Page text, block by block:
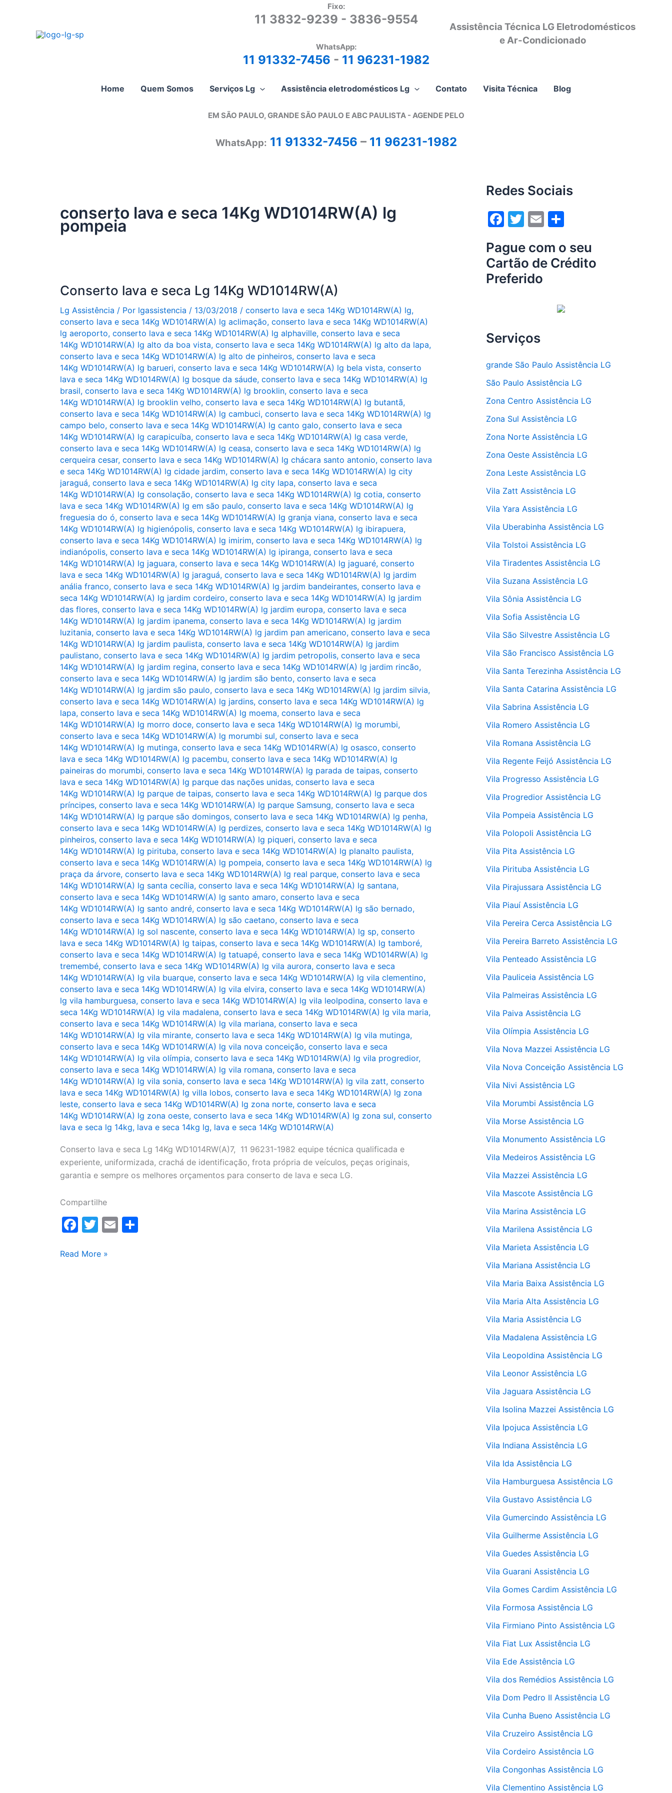
Fixo:
11 3832-9239 - 3836-9554
WhatsApp:
11 91332-7456 - 11 96231-1982
Assistência Técnica LG Eletrodomésticos
e Ar-Condicionado
Home Quem Somos Serviços Lg Assistência eletrodomésticos Lg Contato Visita Técnica Blog
EM SÃO PAULO, GRANDE SÃO PAULO E ABC PAULISTA - AGENDE PELO
WhatsApp: 11 91332-7456 – 11 96231-1982
conserto lava e seca 14Kg WD1014RW(A) lg
pompeia
Conserto lava e seca Lg 14Kg WD1014RW(A)
Lg Assistência / Por lgassistencia / 13/03/2018 / conserto lava e seca 14Kg WD1014RW(A) lg,
conserto lava e seca 14Kg WD1014RW(A) lg aclimação, conserto lava e seca 14Kg WD1014RW(A)
lg aeroporto, conserto lava e seca 14Kg WD1014RW(A) lg alphaville, conserto lava e seca
14Kg WD1014RW(A) lg alto da boa vista, conserto lava e seca 14Kg WD1014RW(A) lg alto da lapa,
conserto lava e seca 14Kg WD1014RW(A) lg alto de pinheiros, conserto lava e seca
14Kg WD1014RW(A) lg barueri, conserto lava e seca 14Kg WD1014RW(A) lg bela vista, conserto
lava e seca 14Kg WD1014RW(A) lg bosque da sáude, conserto lava e seca 14Kg WD1014RW(A) lg
brasil, conserto lava e seca 14Kg WD1014RW(A) lg brooklin, conserto lava e seca
14Kg WD1014RW(A) lg brooklin velho, conserto lava e seca 14Kg WD1014RW(A) lg butantã,
conserto lava e seca 14Kg WD1014RW(A) lg cambuci, conserto lava e seca 14Kg WD1014RW(A) lg
campo belo, conserto lava e seca 14Kg WD1014RW(A) lg canto galo, conserto lava e seca
14Kg WD1014RW(A) lg carapicuíba, conserto lava e seca 14Kg WD1014RW(A) lg casa verde,
conserto lava e seca 14Kg WD1014RW(A) lg ceasa, conserto lava e seca 14Kg WD1014RW(A) lg
cerqueira cesar, conserto lava e seca 14Kg WD1014RW(A) lg chácara santo antonio, conserto lava
e seca 14Kg WD1014RW(A) lg cidade jardim, conserto lava e seca 14Kg WD1014RW(A) lg city
jaraguá, conserto lava e seca 14Kg WD1014RW(A) lg city lapa, conserto lava e seca
14Kg WD1014RW(A) lg consolação, conserto lava e seca 14Kg WD1014RW(A) lg cotia, conserto
lava e seca 14Kg WD1014RW(A) lg em são paulo, conserto lava e seca 14Kg WD1014RW(A) lg
freguesia do ó, conserto lava e seca 14Kg WD1014RW(A) lg granja viana, conserto lava e seca
14Kg WD1014RW(A) lg higienópolis, conserto lava e seca 14Kg WD1014RW(A) lg ibirapuera,
conserto lava e seca 14Kg WD1014RW(A) lg imirim, conserto lava e seca 14Kg WD1014RW(A) lg
indianópolis, conserto lava e seca 14Kg WD1014RW(A) lg ipiranga, conserto lava e seca
14Kg WD1014RW(A) lg jaguara, conserto lava e seca 14Kg WD1014RW(A) lg jaguaré, conserto
lava e seca 14Kg WD1014RW(A) lg jaraguá, conserto lava e seca 14Kg WD1014RW(A) lg jardim
anália franco, conserto lava e seca 14Kg WD1014RW(A) lg jardim bandeirantes, conserto lava e
seca 14Kg WD1014RW(A) lg jardim cordeiro, conserto lava e seca 14Kg WD1014RW(A) lg jardim
das flores, conserto lava e seca 14Kg WD1014RW(A) lg jardim europa, conserto lava e seca
14Kg WD1014RW(A) lg jardim ipanema, conserto lava e seca 14Kg WD1014RW(A) lg jardim
luzitania, conserto lava e seca 14Kg WD1014RW(A) lg jardim pan americano, conserto lava e seca
14Kg WD1014RW(A) lg jardim paulista, conserto lava e seca 14Kg WD1014RW(A) lg jardim
paulistano, conserto lava e seca 14Kg WD1014RW(A) lg jardim petropolis, conserto lava e seca
14Kg WD1014RW(A) lg jardim regina, conserto lava e seca 14Kg WD1014RW(A) lg jardim rincão,
conserto lava e seca 14Kg WD1014RW(A) lg jardim são bento, conserto lava e seca
14Kg WD1014RW(A) lg jardim são paulo, conserto lava e seca 14Kg WD1014RW(A) lg jardim silvia,
conserto lava e seca 14Kg WD1014RW(A) lg jardins, conserto lava e seca 14Kg WD1014RW(A) lg
lapa, conserto lava e seca 14Kg WD1014RW(A) lg moema, conserto lava e seca
14Kg WD1014RW(A) lg morro doce, conserto lava e seca 14Kg WD1014RW(A) lg morumbi,
conserto lava e seca 14Kg WD1014RW(A) lg morumbi sul, conserto lava e seca
14Kg WD1014RW(A) lg mutinga, conserto lava e seca 14Kg WD1014RW(A) lg osasco, conserto
lava e seca 14Kg WD1014RW(A) lg pacembu, conserto lava e seca 14Kg WD1014RW(A) lg
paineiras do morumbi, conserto lava e seca 14Kg WD1014RW(A) lg parada de taipas, conserto
lava e seca 14Kg WD1014RW(A) lg parque das nações unidas, conserto lava e seca
14Kg WD1014RW(A) lg parque de taipas, conserto lava e seca 14Kg WD1014RW(A) lg parque dos
príncipes, conserto lava e seca 14Kg WD1014RW(A) lg parque Samsung, conserto lava e seca
14Kg WD1014RW(A) lg parque são domingos, conserto lava e seca 14Kg WD1014RW(A) lg penha,
conserto lava e seca 14Kg WD1014RW(A) lg perdizes, conserto lava e seca 14Kg WD1014RW(A) lg
pinheiros, conserto lava e seca 14Kg WD1014RW(A) lg piqueri, conserto lava e seca
14Kg WD1014RW(A) lg pirituba, conserto lava e seca 14Kg WD1014RW(A) lg planalto paulista,
conserto lava e seca 14Kg WD1014RW(A) lg pompeia, conserto lava e seca 14Kg WD1014RW(A) lg
praça da árvore, conserto lava e seca 14Kg WD1014RW(A) lg real parque, conserto lava e seca
14Kg WD1014RW(A) lg santa cecília, conserto lava e seca 14Kg WD1014RW(A) lg santana,
conserto lava e seca 14Kg WD1014RW(A) lg santo amaro, conserto lava e seca
14Kg WD1014RW(A) lg santo andré, conserto lava e seca 14Kg WD1014RW(A) lg são bernado,
conserto lava e seca 14Kg WD1014RW(A) lg são caetano, conserto lava e seca
14Kg WD1014RW(A) lg sol nascente, conserto lava e seca 14Kg WD1014RW(A) lg sp, conserto
lava e seca 14Kg WD1014RW(A) lg taipas, conserto lava e seca 14Kg WD1014RW(A) lg tamboré,
conserto lava e seca 14Kg WD1014RW(A) lg tatuapé, conserto lava e seca 14Kg WD1014RW(A) lg
tremembé, conserto lava e seca 14Kg WD1014RW(A) lg vila aurora, conserto lava e seca
14Kg WD1014RW(A) lg vila buarque, conserto lava e seca 14Kg WD1014RW(A) lg vila clementino,
conserto lava e seca 14Kg WD1014RW(A) lg vila elvira, conserto lava e seca 14Kg WD1014RW(A)
lg vila hamburguesa, conserto lava e seca 14Kg WD1014RW(A) lg vila leolpodina, conserto lava e
seca 14Kg WD1014RW(A) lg vila madalena, conserto lava e seca 14Kg WD1014RW(A) lg vila maria,
conserto lava e seca 14Kg WD1014RW(A) lg vila mariana, conserto lava e seca
14Kg WD1014RW(A) lg vila mirante, conserto lava e seca 14Kg WD1014RW(A) lg vila mutinga,
conserto lava e seca 14Kg WD1014RW(A) lg vila nova conceição, conserto lava e seca
14Kg WD1014RW(A) lg vila olímpia, conserto lava e seca 14Kg WD1014RW(A) lg vila progredior,
conserto lava e seca 14Kg WD1014RW(A) lg vila romana, conserto lava e seca
14Kg WD1014RW(A) lg vila sonia, conserto lava e seca 14Kg WD1014RW(A) lg vila zatt, conserto
lava e seca 14Kg WD1014RW(A) lg villa lobos, conserto lava e seca 14Kg WD1014RW(A) lg zona
leste, conserto lava e seca 14Kg WD1014RW(A) lg zona norte, conserto lava e seca
14Kg WD1014RW(A) lg zona oeste, conserto lava e seca 14Kg WD1014RW(A) lg zona sul, conserto
lava e seca lg 14kg, lava e seca 14kg lg, lava e seca 14Kg WD1014RW(A)
Conserto lava e seca Lg 14Kg WD1014RW(A)7, 11 96231-1982 equipe técnica qualificada e
experiente, uniformizada, crachá de identificação, frota própria de veículos, peças originais,
garantia e sempre os melhores orçamentos para conserto de lava e seca LG.
Compartilhe
F
c
T
itt
E
Conserto
Read More »
Redes Sociais
F
c
e
b
k
T
itt
er
E
ai
l
ar
e
Pague com o seu
Cartão de Crédito
Preferido
Serviços
grande São Paulo Assistência LG
São Paulo Assistência LG
Zona Centro Assistência LG
Zona Sul Assistência LG
Zona Norte Assistência LG
Zona Oeste Assistência LG
Zona Leste Assistência LG
Vila Zatt Assistência LG
Vila Yara Assistência LG
Vila Uberabinha Assistência LG
Vila Tolstoi Assistência LG
Vila Tiradentes Assistência LG
Vila Suzana Assistência LG
Vila Sônia Assistência LG
Vila Sofia Assistência LG
Vila São Silvestre Assistência LG
Vila São Francisco Assistência LG
Vila Santa Terezinha Assistência LG
Vila Santa Catarina Assistência LG
Vila Sabrina Assistência LG
Vila Romero Assistência LG
Vila Romana Assistência LG
Vila Regente Feijó Assistência LG
Vila Progresso Assistência LG
Vila Progredior Assistência LG
Vila Pompeia Assistência LG
Vila Polopoli Assistência LG
Vila Pita Assistência LG
Vila Pirituba Assistência LG
Vila Pirajussara Assistência LG
Vila Piauí Assistência LG
Vila Pereira Cerca Assistência LG
Vila Pereira Barreto Assistência LG
Vila Penteado Assistência LG
Vila Pauliceia Assistência LG
Vila Palmeiras Assistência LG
Vila Paiva Assistência LG
Vila Olímpia Assistência LG
Vila Nova Mazzei Assistência LG
Vila Nova Conceição Assistência LG
Vila Nivi Assistência LG
Vila Morumbi Assistência LG
Vila Morse Assistência LG
Vila Monumento Assistência LG
Vila Medeiros Assistência LG
Vila Mazzei Assistência LG
Vila Mascote Assistência LG
Vila Marina Assistência LG
Vila Marilena Assistência LG
Vila Marieta Assistência LG
Vila Mariana Assistência LG
Vila Maria Baixa Assistência LG
Vila Maria Alta Assistência LG
Vila Maria Assistência LG
Vila Madalena Assistência LG
Vila Leopoldina Assistência LG
Vila Leonor Assistência LG
Vila Jaguara Assistência LG
Vila Isolina Mazzei Assistência LG
Vila Ipojuca Assistência LG
Vila Indiana Assistência LG
Vila Ida Assistência LG
Vila Hamburguesa Assistência LG
Vila Gustavo Assistência LG
Vila Gumercindo Assistência LG
Vila Guilherme Assistência LG
Vila Guedes Assistência LG
Vila Guarani Assistência LG
Vila Gomes Cardim Assistência LG
Vila Formosa Assistência LG
Vila Firmiano Pinto Assistência LG
Vila Fiat Lux Assistência LG
Vila Ede Assistência LG
Vila dos Remédios Assistência LG
Vila Dom Pedro II Assistência LG
Vila Cunha Bueno Assistência LG
Vila Cruzeiro Assistência LG
Vila Cordeiro Assistência LG
Vila Congonhas Assistência LG
Vila Clementino Assistência LG